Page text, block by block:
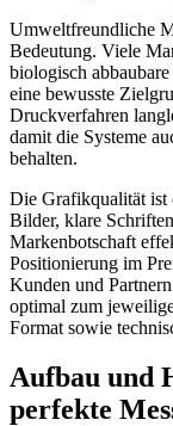
Umweltfreundliche
Bedeutung. Viele
biologisch
eine bewusste
Druckverfahren
damit die Systeme
behalten.
Die Grafikqualität ist
Bilder, klare
Markenbotschaft
Positionierung im
Kunden und
optimal zum
Format sowie
Aufbau und
perfekte